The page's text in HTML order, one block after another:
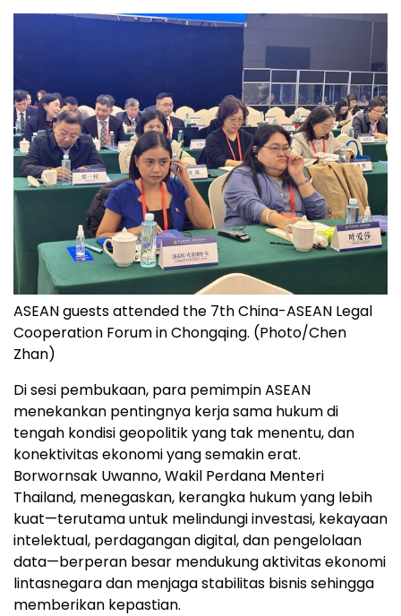
ASEAN guests attended the 7th China-ASEAN Legal
Cooperation Forum in Chongqing. (Photo/Chen
Zhan)
Di sesi pembukaan, para pemimpin ASEAN
menekankan pentingnya kerja sama hukum di
tengah kondisi geopolitik yang tak menentu, dan
konektivitas ekonomi yang semakin erat.
Borwornsak Uwanno, Wakil Perdana Menteri
Thailand, menegaskan, kerangka hukum yang lebih
kuat—terutama untuk melindungi investasi, kekayaan
intelektual, perdagangan digital, dan pengelolaan
data—berperan besar mendukung aktivitas ekonomi
lintasnegara dan menjaga stabilitas bisnis sehingga
memberikan kepastian.